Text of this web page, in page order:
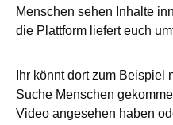
Menschen sehen Inhalte
die Plattform liefert euch
Ihr könnt dort zum
Suche Menschen
Video angesehen haben